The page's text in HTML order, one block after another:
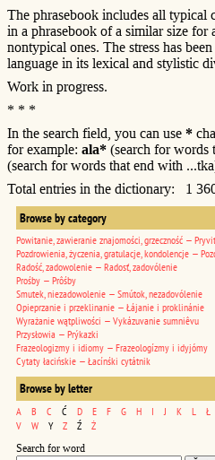
The phrasebook includes all typical
in a phrasebook of a similar size for
nontypical ones. The stress has
language in its lexical and stylistic
Work in progress.
* * *
In the search field, you can use *
for example: ala* (search for words
(search for words that end with
Total entries in the dictionary: 1
Browse by category
Powitanie, zawieranie znajomości, grzeczność —
Pozdrowienia, życzenia, gratulacje, kondolencje —
Radość, zadowolenie — Radosť, zadovólenie
Prośby — Prôśby
Smutek, niezadowolenie — Smútok, nezadovólenie
Opieprzanie i przeklinanie — Łájanie i proklinánie
Wyrażanie wątpliwości — Vykázuvanie sumniêvu
Przysłowia — Prýkazki
Frazeologizmy i idiomy — Frazeologízmy i idyjómy
Cytaty łacińskie — Łacínśki cytátnik
Browse by letter
A B C Ć D E F G H I J K L Ł
V
W Y Z Ź Ż
Search for word